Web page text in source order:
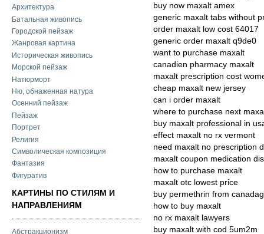
Архитектура
Батальная живопись
Городской пейзаж
Жанровая картина
Историческая живопись
Морской пейзаж
Натюрморт
Ню, обнаженная натура
Осенний пейзаж
Пейзаж
Портрет
Религия
Символическая композиция
Фантазия
Фигуратив
КАРТИНЫ ПО СТИЛЯМ И
НАПРАВЛЕНИЯМ
Абстракционизм
buy now maxalt amex
generic maxalt tabs without
order maxalt low cost 64017
generic order maxalt q9de0
want to purchase maxalt
canadien pharmacy maxalt
maxalt prescription cost
cheap maxalt new jersey
can i order maxalt
where to purchase next
buy maxalt professional in
effect maxalt no rx vermont
need maxalt no prescription
maxalt coupon medication
how to purchase maxalt
maxalt otc lowest price
buy permethrin from
how to buy maxalt
no rx maxalt lawyers
buy maxalt with cod 5um2m